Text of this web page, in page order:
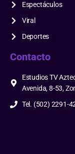
Espectáculos
Viral
Deportes
Contacto
Estudios TV
Avenida, 8-53,
Tel. (502) 2291-